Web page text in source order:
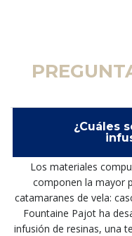
¿Cuáles
Los materiales
componen la mayor
catamaranes de vela:
Fountaine Pajot ha
infusión de resinas, una